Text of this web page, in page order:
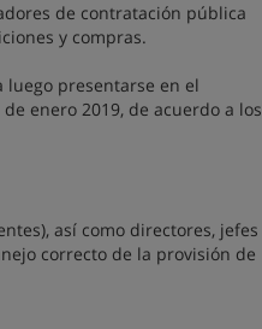
de contratación pública
y compras.
presentarse en el
enero 2019, de acuerdo a los
así como directores, jefes
correcto de la provisión de